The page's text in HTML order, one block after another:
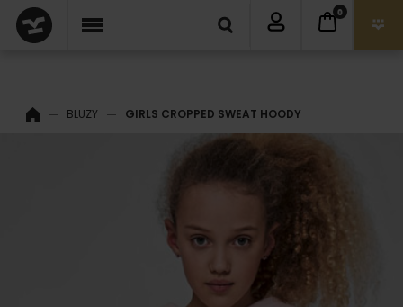
0
BLUZY GIRLS CROPPED SWEAT HOODY